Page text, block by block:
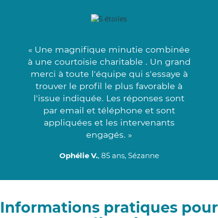
« Une magnifique minutie combinée
à une courtoisie charitable . Un grand
merci à toute l'équipe qui s'essaye à
trouver le profil le plus favorable à
l'issue indiquée. Les réponses sont
par email et téléphone et sont
appliquées et les intervenants
engagés. »
Ophélie V., 85 ans, Sézanne
Informations pratiques pour